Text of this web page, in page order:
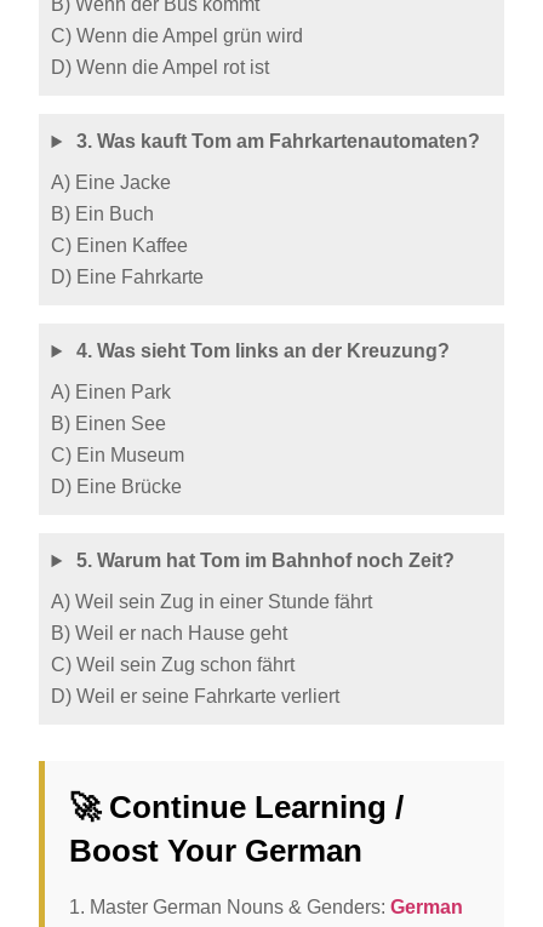
B) Wenn der Bus kommt
C) Wenn die Ampel grün wird
D) Wenn die Ampel rot ist
3. Was kauft Tom am Fahrkartenautomaten?
A) Eine Jacke
B) Ein Buch
C) Einen Kaffee
D) Eine Fahrkarte
4. Was sieht Tom links an der Kreuzung?
A) Einen Park
B) Einen See
C) Ein Museum
D) Eine Brücke
5. Warum hat Tom im Bahnhof noch Zeit?
A) Weil sein Zug in einer Stunde fährt
B) Weil er nach Hause geht
C) Weil sein Zug schon fährt
D) Weil er seine Fahrkarte verliert
🚀 Continue Learning /
Boost Your German
1. Master German Nouns & Genders:German